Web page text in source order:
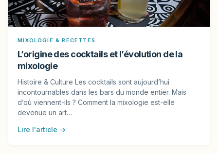
MIXOLOGIE & RECETTES
L’origine des cocktails et l’évolution de la
mixologie
Histoire & Culture Les cocktails sont aujourd’hui
incontournables dans les bars du monde entier. Mais
d’où viennent-ils ? Comment la mixologie est-elle
devenue un art…
Lire l'article →